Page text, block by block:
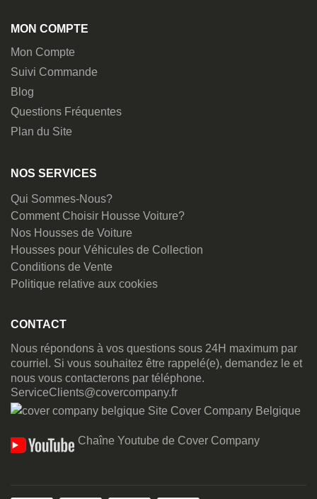
MON COMPTE
Mon Compte
Suivi Commande
Blog
Questions Fréquentes
Plan du Site
NOS SERVICES
Qui Sommes-Nous?
Comment Choisir Housse Voiture?
Nos Housses de Voiture
Housses pour Véhicules de Collection
Conditions de Vente
Politique relative aux cookies
CONTACT
Nous répondons à vos questions sous 24H maximum par
courriel. Si vous souhaitez être rappelé(e), demandez le et
nous vous contacterons par téléphone.
ServiceClients@covercompany.fr
Site Cover Company Belgique
Chaîne Youtube de Cover Company